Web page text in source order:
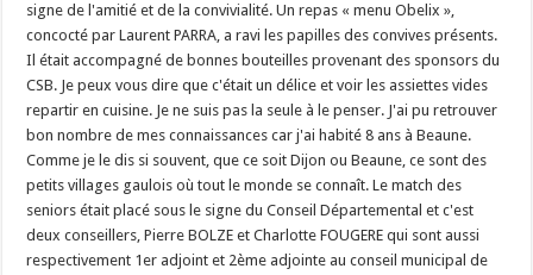
signe de l'amitié et de la convivialité. Un repas « menu Obelix »,
concocté par Laurent PARRA, a ravi les papilles des convives présents.
Il était accompagné de bonnes bouteilles provenant des sponsors du
CSB. Je peux vous dire que c'était un délice et voir les assiettes vides
repartir en cuisine. Je ne suis pas la seule à le penser. J'ai pu retrouver
bon nombre de mes connaissances car j'ai habité 8 ans à Beaune.
Comme je le dis si souvent, que ce soit Dijon ou Beaune, ce sont des
petits villages gaulois où tout le monde se connaît. Le match des
seniors était placé sous le signe du Conseil Départemental et c'est
deux conseillers, Pierre BOLZE et Charlotte FOUGERE qui sont aussi
respectivement 1er adjoint et 2ème adjointe au conseil municipal de